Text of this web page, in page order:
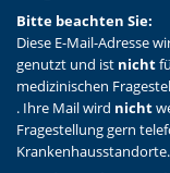
Bitte beachten Sie:
Diese E-Mail-Adresse
genutzt und ist nicht
medizinischen
. Ihre Mail wird nicht
Fragestellung gern
Krankenhausstandorte.